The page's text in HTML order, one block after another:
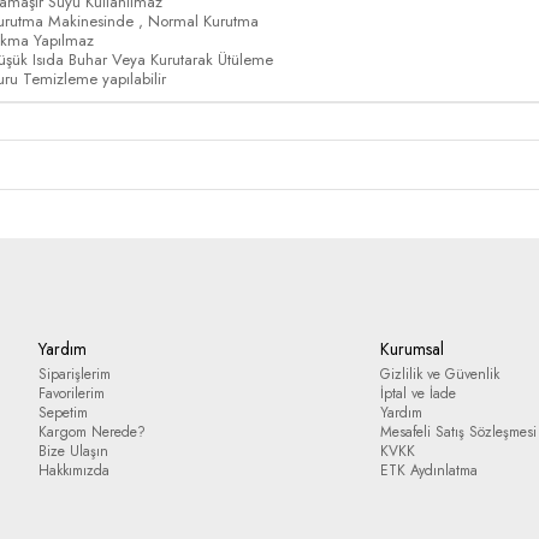
Makinesinde , Normal Kurutma
Yapılmaz
Isıda Buhar Veya Kurutarak Ütüleme
Temizleme yapılabilir
Yardım
Siparişlerim
Favorilerim
Sepetim
Kargom Nerede?
Bize Ulaşın
Hakkımızda
Kurumsal
Gizlilik ve Güvenlik
İptal ve İade
Yardım
Mesafeli Satış Sözleşmesi
KVKK
ETK Aydınlatma